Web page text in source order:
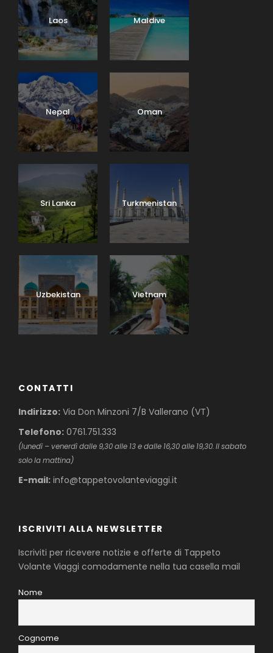
Laos Maldive
Nepal Oman
Sri Lanka Turkmenistan
Uzbekistan Vietnam
CONTATTI
Indirizzo: Via Don Minzoni 7/B Vallerano (VT)
Telefono: 0761.751.333
(lunedì – venerdì dalle 9,30 alle 13 e dalle 16,30 alle 19,30. Il sabato
solo la mattina)
E-mail: info@tappetovolanteviaggi.it
ISCRIVITI ALLA NEWSLETTER
Iscriviti per ricevere notizie e offerte di Tappeto
Volante Viaggi comodamente nella tua casella mail
Nome
Cognome